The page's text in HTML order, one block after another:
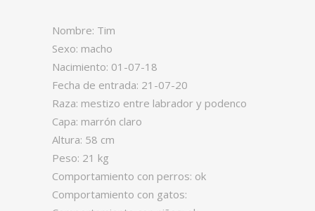
Nombre: Tim
Sexo: macho
Nacimiento: 01-07-18
Fecha de entrada: 21-07-20
Raza: mestizo entre labrador y podenco
Capa: marrón claro
Altura: 58 cm
Peso: 21 kg
Comportamiento con perros: ok
Comportamiento con gatos: